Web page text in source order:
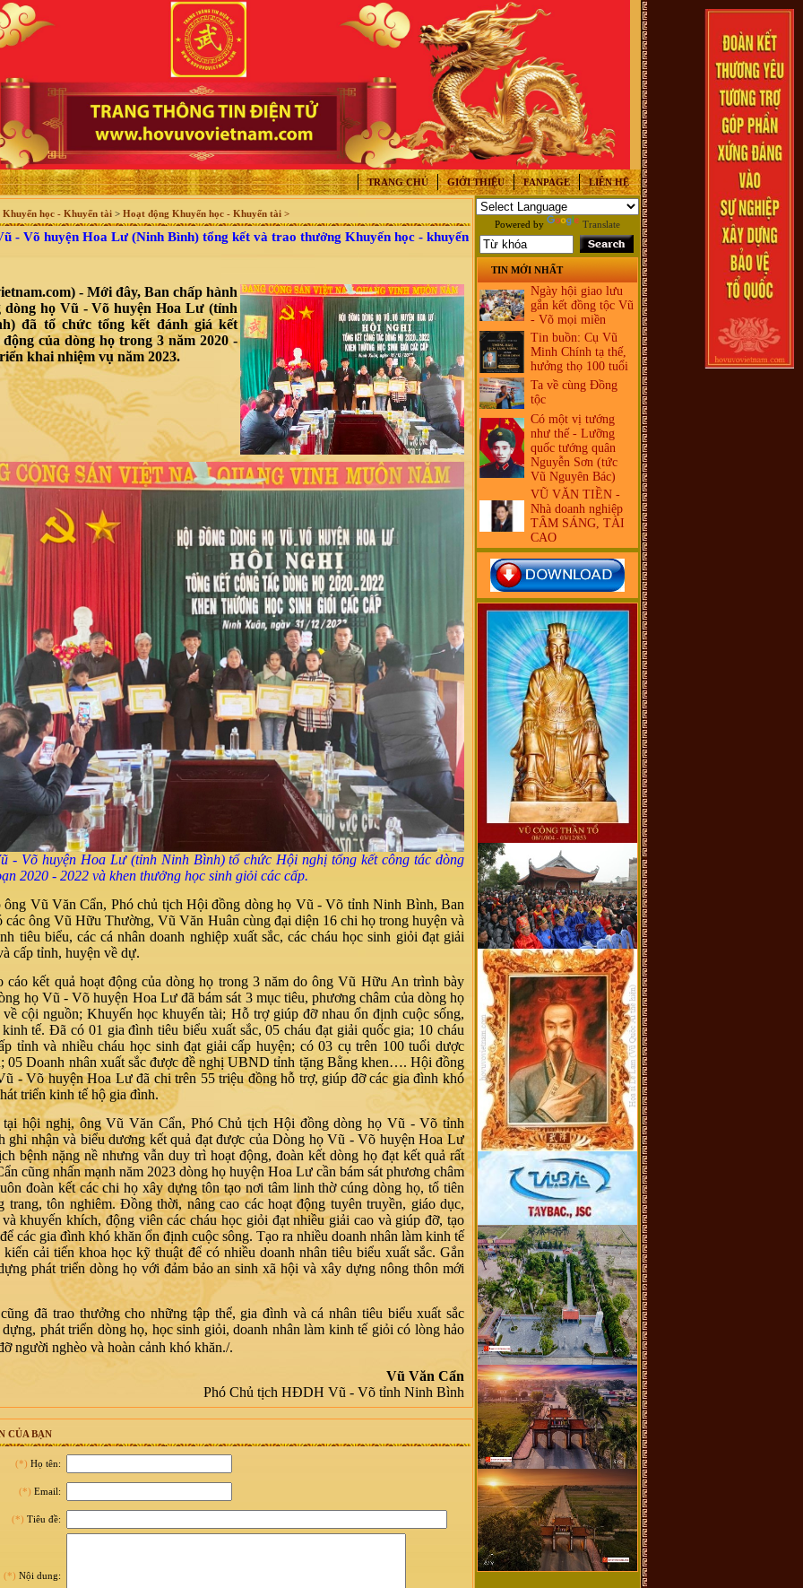
TRANG CHỦ GIỚI THIỆU FANPAGE LIÊN HỆ
Khuyến học - Khuyến tài > Hoạt động Khuyến học - Khuyến tài >
- Võ huyện Hoa Lư (Ninh Bình) tổng kết và trao thưởng Khuyến học - khuyến
- Mới đây, Ban chấp hành
dòng họ Vũ - Võ huyện Hoa Lư (tỉnh
đã tổ chức tổng kết đánh giá kết
của dòng họ trong 3 năm 2020 -
khai nhiệm vụ năm 2023.
- Võ huyện Hoa Lư (tỉnh Ninh Bình) tổ chức Hội nghị tổng kết công tác dòng
2020 - 2022 và khen thưởng học sinh giỏi các cấp.
ông Vũ Văn Cẩn, Phó chủ tịch Hội đồng dòng họ Vũ - Võ tỉnh Ninh Bình, Ban
các ông Vũ Hữu Thường, Vũ Văn Huân cùng đại diện 16 chi họ trong huyện và
tiêu biểu, các cá nhân doanh nghiệp xuất sắc, các cháu học sinh giỏi đạt giải
cấp tỉnh, huyện về dự.
cáo kết quả hoạt động của dòng họ trong 3 năm do ông Vũ Hữu An trình bày
họ Vũ - Võ huyện Hoa Lư đã bám sát 3 mục tiêu, phương châm của dòng họ
cội nguồn; Khuyến học khuyến tài; Hỗ trợ giúp đỡ nhau ổn định cuộc sống,
tế. Đã có 01 gia đình tiêu biểu xuất sắc, 05 cháu đạt giải quốc gia; 10 cháu
tỉnh và nhiều cháu học sinh đạt giải cấp huyện; có 03 cụ trên 100 tuổi dược
05 Doanh nhân xuất sắc được đề nghị UBND tỉnh tặng Bằng khen…. Hội đồng
- Võ huyện Hoa Lư đã chi trên 55 triệu đồng hỗ trợ, giúp đỡ các gia đình khó
triển kinh tế hộ gia đình.
tại hội nghị, ông Vũ Văn Cẩn, Phó Chủ tịch Hội đồng dòng họ Vũ - Võ tỉnh
ghi nhận và biểu dương kết quả đạt được của Dòng họ Vũ - Võ huyện Hoa Lư
bệnh nặng nề nhưng vẫn duy trì hoạt động, đoàn kết dòng họ đạt kết quả rất
cũng nhấn mạnh năm 2023 dòng họ huyện Hoa Lư cần bám sát phương châm
đoàn kết các chi họ xây dựng tôn tạo nơi tâm linh thờ cúng dòng họ, tổ tiên
trang, tôn nghiêm. Đồng thời, nâng cao các hoạt động tuyên truyền, giáo dục,
khuyến khích, động viên các cháu học giỏi đạt nhiều giải cao và giúp đỡ, tạo
các gia đình khó khăn ổn định cuộc sông. Tạo ra nhiều doanh nhân làm kinh tế
kiến cải tiến khoa học kỹ thuật để có nhiều doanh nhân tiêu biểu xuất sắc. Gắn
phát triển dòng họ với đảm bảo an sinh xã hội và xây dựng nông thôn mới
đã trao thưởng cho những tập thể, gia đình và cá nhân tiêu biểu xuất sắc
phát triển dòng họ, học sinh giỏi, doanh nhân làm kinh tế giỏi có lòng hảo
người nghèo và hoàn cảnh khó khăn./.
Vũ Văn Cẩn
Phó Chủ tịch HĐDH Vũ - Võ tỉnh Ninh Bình
CỦA BẠN
(*) Họ tên:
(*) Email:
(*) Tiêu đề:
(*) Nội dung:
Powered by Translate
TIN MỚI NHẤT
Ngày hội giao lưu
gắn kết đồng tộc Vũ
- Võ mọi miền
Tin buồn: Cụ Vũ
Minh Chính tạ thế,
hưởng thọ 100 tuổi
Ta về cùng Đồng
tộc
Có một vị tướng
như thế - Lưỡng
quốc tướng quân
Nguyễn Sơn (tức
Vũ Nguyên Bác)
VŨ VĂN TIỀN -
Nhà doanh nghiệp
TÂM SÁNG, TÀI
CAO